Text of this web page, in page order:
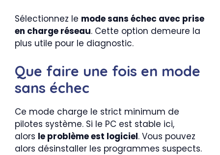
Sélectionnez le mode sans échec avec prise
en charge réseau. Cette option demeure la
plus utile pour le diagnostic.
Que faire une fois en mode
sans échec
Ce mode charge le strict minimum de
pilotes système. Si le PC est stable ici,
alors le problème est logiciel. Vous pouvez
alors désinstaller les programmes suspects.